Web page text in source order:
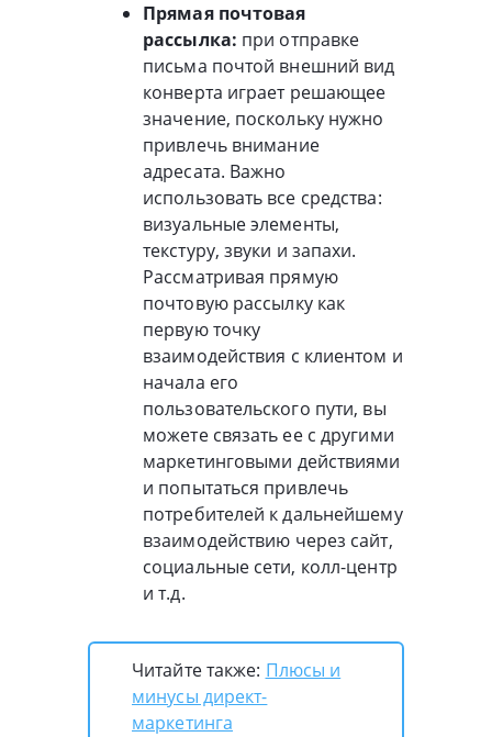
Прямая почтовая
рассылка: при отправке
письма почтой внешний вид
конверта играет решающее
значение, поскольку нужно
привлечь внимание
адресата. Важно
использовать все средства:
визуальные элементы,
текстуру, звуки и запахи.
Рассматривая прямую
почтовую рассылку как
первую точку
взаимодействия с клиентом и
начала его
пользовательского пути, вы
можете связать ее с другими
маркетинговыми действиями
и попытаться привлечь
потребителей к дальнейшему
взаимодействию через сайт,
социальные сети, колл-центр
и т.д.
Читайте также: Плюсы и
минусы директ-
маркетинга